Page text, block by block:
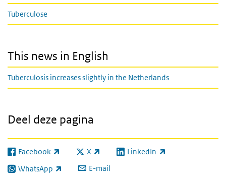
Tuberculose
This news in English
Tuberculosis increases slightly in the Netherlands
Deel deze pagina
Facebook
(externe link) X
(externe link) LinkedIn
(externe link)
WhatsApp
(externe link) E-mail